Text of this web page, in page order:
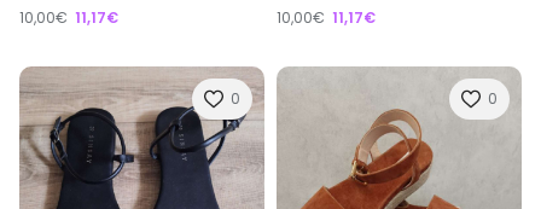
10,00€ 11,17€ 10,00€ 11,17€
0 0